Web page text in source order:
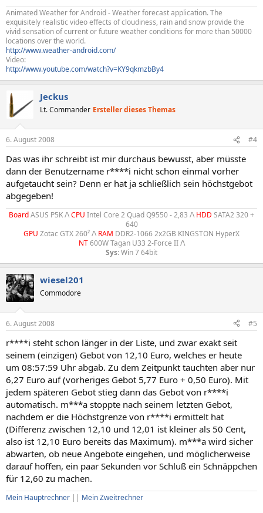
Animated Weather for Android - Weather forecast application. The
exquisitely realistic video effects of cloudiness, rain and snow provide the
vivid sensation of current or future weather conditions for more than 50000
locations over the world.
http://www.weather-android.com/
Video:
http://www.youtube.com/watch?v=KY9qkmzbBy4
Jeckus
Lt. Commander Ersteller dieses Themas
6. August 2008 #4
Das was ihr schreibt ist mir durchaus bewusst, aber müsste
dann der Benutzername r****i nicht schon einmal vorher
aufgetaucht sein? Denn er hat ja schließlich sein höchstgebot
abgegeben!
BoardASUS P5K /\CPU Intel Core 2 Quad Q9550 - 2,83 /\ HDD SATA2 320 +
640
GPU Zotac GTX 260² /\ RAM DDR2-1066 2x2GB KINGSTON HyperX
NT600W Tagan U33 2-Force II /\
Sys: Win 7 64bit​
wiesel201
Commodore
6. August 2008 #5
r****i steht schon länger in der Liste, und zwar exakt seit
seinem (einzigen) Gebot von 12,10 Euro, welches er heute
um 08:57:59 Uhr abgab. Zu dem Zeitpunkt tauchten aber nur
6,27 Euro auf (vorheriges Gebot 5,77 Euro + 0,50 Euro). Mit
jedem späteren Gebot stieg dann das Gebot von r****i
automatisch. m***a stoppte nach seinem letzten Gebot,
nachdem er die Höchstgrenze von r****i ermittelt hat
(Differenz zwischen 12,10 und 12,01 ist kleiner als 50 Cent,
also ist 12,10 Euro bereits das Maximum). m***a wird sicher
abwarten, ob neue Angebote eingehen, und möglicherweise
darauf hoffen, ein paar Sekunden vor Schluß ein Schnäppchen
für 12,60 zu machen.
Mein Hauptrechner || Mein Zweitrechner